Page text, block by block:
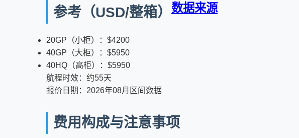
参考（USD/整箱） 数据来源
20GP（小柜）：$4200
40GP（大柜）：$5950
40HQ（高柜）：$5950
航程时效：约55天
报价日期：2026年08月区间数据
费用构成与注意事项